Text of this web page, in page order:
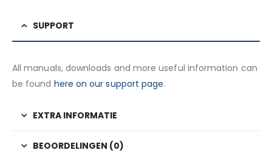
SUPPORT
All manuals, downloads and more useful information can
be found here on our support page.
EXTRA INFORMATIE
BEOORDELINGEN (0)